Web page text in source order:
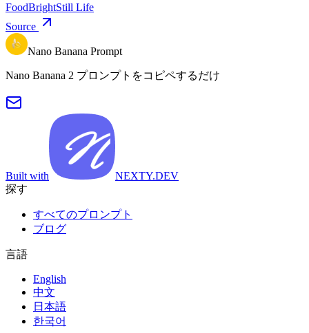
FoodBrightStill Life
Source
Nano Banana Prompt
Nano Banana 2 プロンプトをコピペするだけ
Built with
NEXTY.DEV
探す
すべてのプロンプト
ブログ
言語
English
中文
日本語
한국어